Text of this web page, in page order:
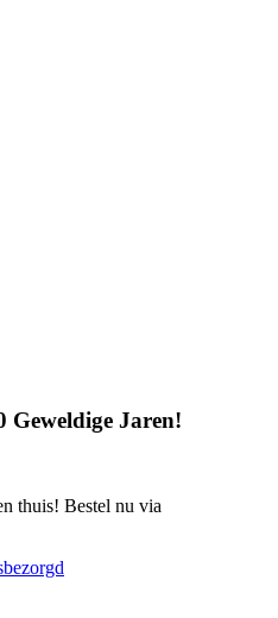
Geweldige Jaren!
thuis! Bestel nu via